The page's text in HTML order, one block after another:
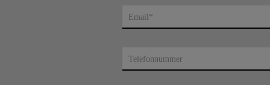
Email*
Telefonnummer